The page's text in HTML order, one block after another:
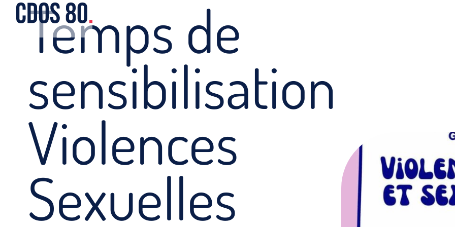
Temps de
sensibilisation
Violences
Sexuelles